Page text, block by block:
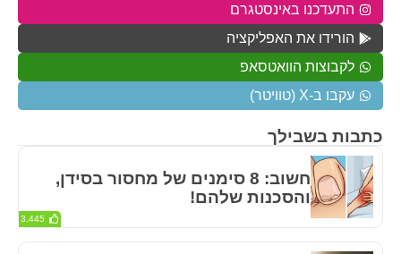
כתבות בשבילך
חשוב: 8 סימנים של מחסור בסידן,
והסכנות שלהם!
3,445
התעדכנו באינסטגרם
הורידו את האפליקציה
לקבוצות הוואטסאפ
עקבו ב-X (טוויטר)